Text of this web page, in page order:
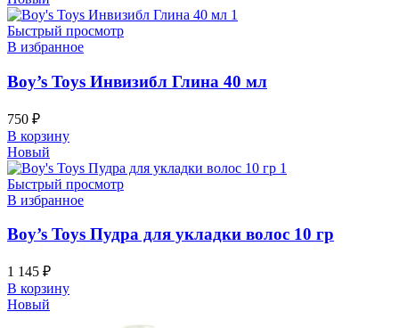
Быстрый просмотр
В избранное
Boy’s Toys Инвизибл Глина 40 мл
750 ₽
В корзину
Новый
Быстрый просмотр
В избранное
Boy’s Toys Пудра для укладки волос 10 гр
1 145 ₽
В корзину
Новый